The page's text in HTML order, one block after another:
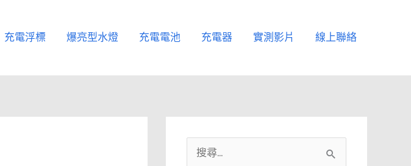
充電浮標 爆亮型水燈 充電電池 充電器 實測影片 線上聯絡